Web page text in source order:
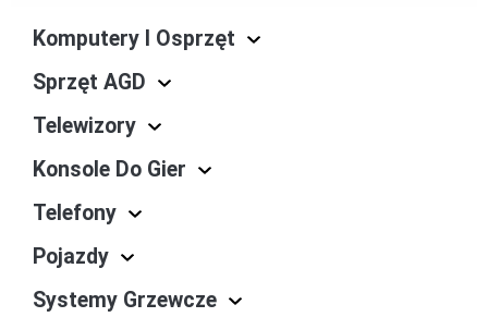
Komputery I Osprzęt
Sprzęt AGD
Telewizory
Konsole Do Gier
Telefony
Pojazdy
Systemy Grzewcze